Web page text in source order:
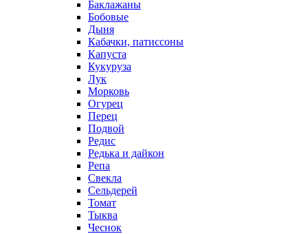
Баклажаны
Бобовые
Дыня
Кабачки, патиссоны
Капуста
Кукуруза
Лук
Морковь
Огурец
Перец
Подвой
Редис
Редька и дайкон
Репа
Свекла
Сельдерей
Томат
Тыква
Чеснок